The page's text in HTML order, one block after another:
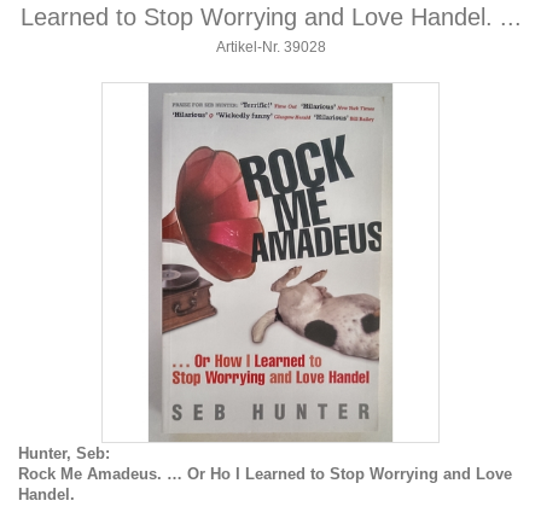
Learned to Stop Worrying and Love Handel. ...
Artikel-Nr. 39028
Hunter, Seb:
Rock Me Amadeus. … Or Ho I Learned to Stop Worrying and Love
Handel.